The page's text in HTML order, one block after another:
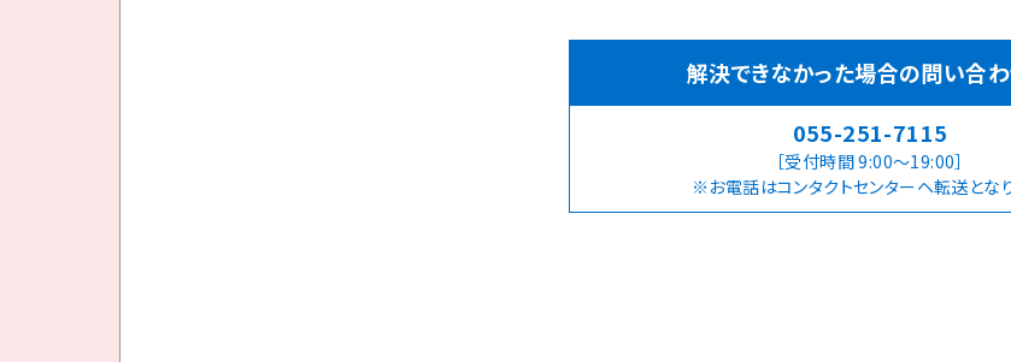
解決できなかった場合の問い合
055-251-7115
［受付時間 9:00～19:00］
※お電話はコンタクトセンターヘ転送とな